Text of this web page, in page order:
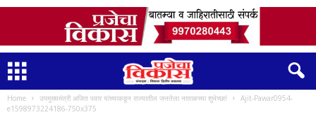
Home उपमुख्यमंत्री अजित पवार यांच्याकडून राज्यातील जनतेला नाताळच्या शुभेच्छा!
Ajit-Pawar0954-
e1598973224186-750x375